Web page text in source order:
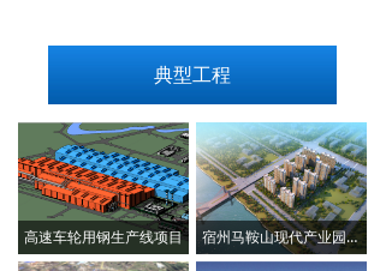
典型工程
高速车轮用钢生产线项目 宿州马鞍山现代产业园区三期保障房项目